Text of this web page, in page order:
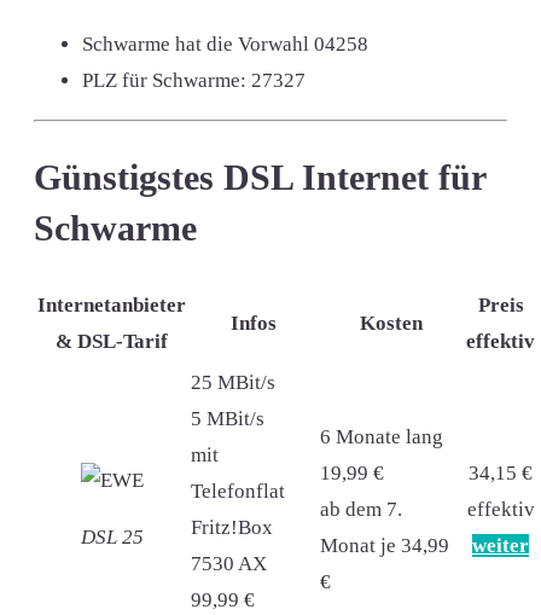
Schwarme hat die Vorwahl 04258
PLZ für Schwarme: 27327
Günstigstes DSL Internet für
Schwarme
Internetanbieter
& DSL-Tarif
Infos Kosten
Preis
effektiv
DSL 25
25 MBit/s
5 MBit/s
mit
Telefonflat
Fritz!Box
7530 AX
99,99 €
6 Monate lang
19,99 €
ab dem 7.
Monat je 34,99
€
34,15 €
effektiv
weiter